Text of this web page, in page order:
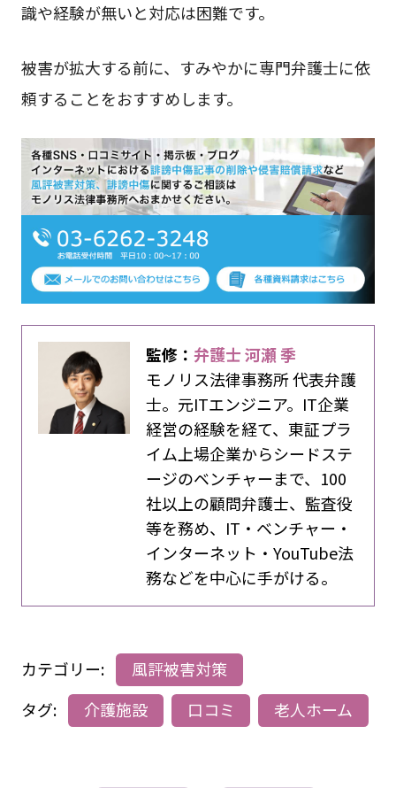
識や経験が無いと対応は困難です。
被害が拡大する前に、すみやかに専門弁護士に依
頼することをおすすめします。
監修：弁護士 河瀬 季
モノリス法律事務所 代表弁護
士。元ITエンジニア。IT企業
経営の経験を経て、東証プラ
イム上場企業からシードステ
ージのベンチャーまで、100
社以上の顧問弁護士、監査役
等を務め、IT・ベンチャー・
インターネット・YouTube法
務などを中心に手がける。
カテゴリー:
風評被害対策
タグ:
介護施設 口コミ 老人ホーム